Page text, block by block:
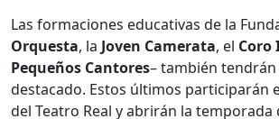
Las formaciones educativas de la
Orquesta, la Joven Camerata, el
Pequeños Cantores– también
destacado. Estos últimos participarán
del Teatro Real y abrirán la temporada